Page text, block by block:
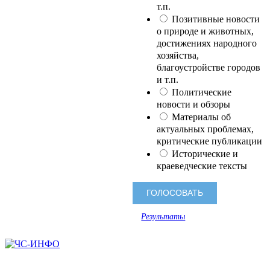
т.п.
Позитивные новости
о природе и животных,
достижениях народного
хозяйства,
благоустройстве городов
и т.п.
Политические
новости и обзоры
Материалы об
актуальных проблемах,
критические публикации
Исторические и
краеведческие тексты
Результаты